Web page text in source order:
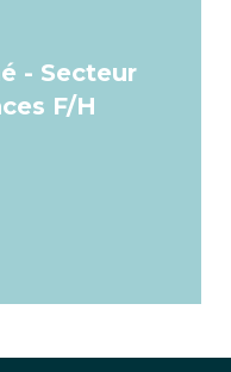
- Secteur
F/H